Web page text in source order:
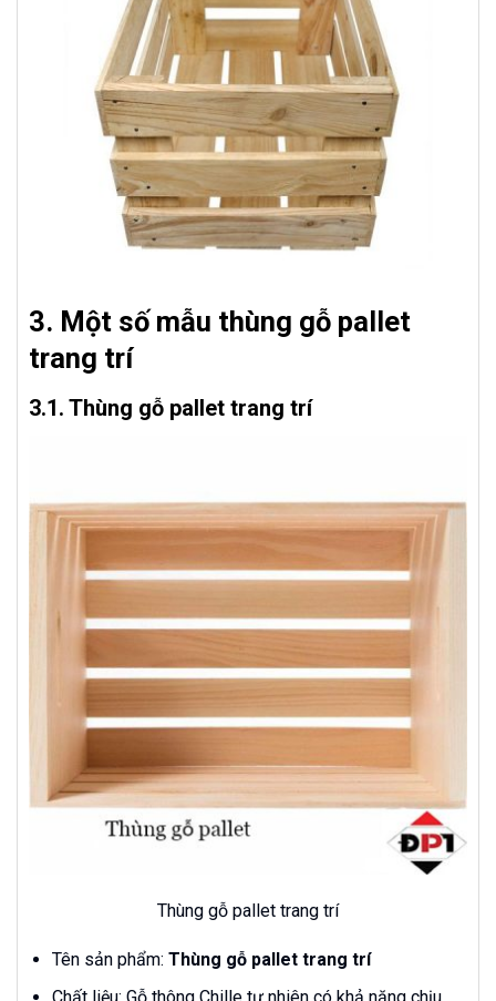
3. Một số mẫu thùng gỗ pallet
trang trí
3.1. Thùng gỗ pallet trang trí
Thùng gỗ pallet trang trí
Tên sản phẩm: Thùng gỗ pallet trang trí